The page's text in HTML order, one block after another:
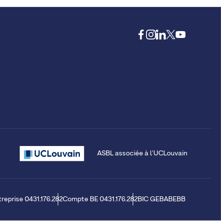
ASBL associée à l'UCLouvain
0431.176.282Compte BE 0431.176.282BIC GEBABEBB